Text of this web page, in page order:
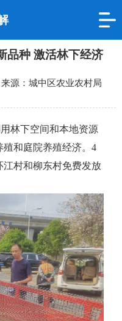
品种 激活林下经济
源：城中区农业农村局
林下空间和本地资源
和庭院养殖经济。 4
江村和柳东村免费发放